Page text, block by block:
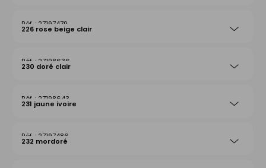
27197479
226 rose beige clair
27198636
230 doré clair
27198643
231 jaune ivoire
27197486
232 mordoré